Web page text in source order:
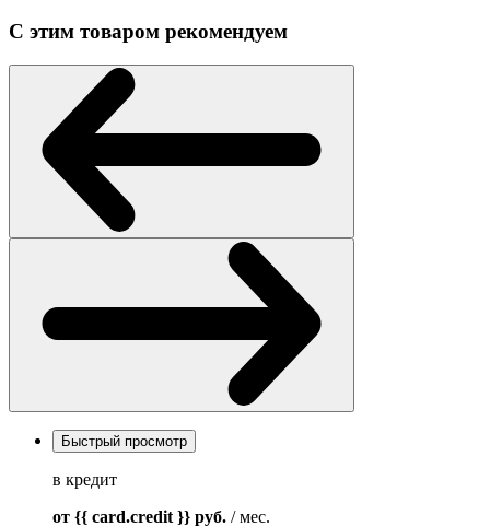
С этим товаром рекомендуем
Быстрый просмотр
в кредит
от {{ card.credit }} руб. / мес.